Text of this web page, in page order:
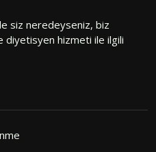
siz neredeyseniz, biz
diyetisyen hizmeti ile ilgili